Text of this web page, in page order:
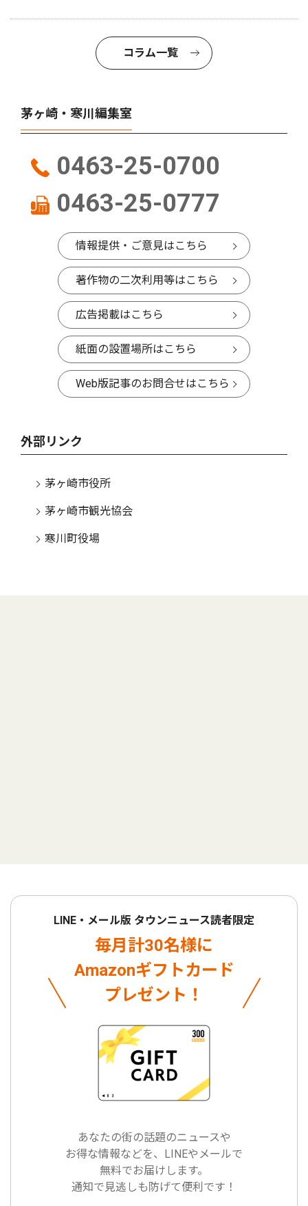
コラム一覧
茅ヶ崎・寒川編集室
0463-25-0700
0463-25-0777
情報提供・ご意見はこちら
著作物の二次利用等はこちら
広告掲載はこちら
紙面の設置場所はこちら
Web版記事のお問合せはこちら
外部リンク
茅ヶ崎市役所
茅ヶ崎市観光協会
寒川町役場
LINE・メール版 タウンニュース読者限定
毎月計30名様に
Amazonギフトカード
プレゼント！
あなたの街の話題のニュースや
お得な情報などを、LINEやメールで
無料でお届けします。
通知で見逃しも防げて便利です！